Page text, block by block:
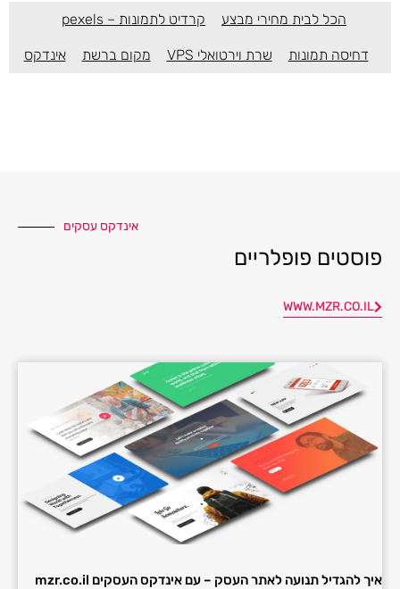
הכל לבית מחירי מבצע קרדיט לתמונות – pexels
דחיסה תמונות שרת וירטואלי VPS מקום ברשת אינדקס
אינדקס עסקים
פוסטים פופלריים
WWW.MZR.CO.IL
איך להגדיל תנועה לאתר העסק – עם אינדקס העסקים mzr.co.il